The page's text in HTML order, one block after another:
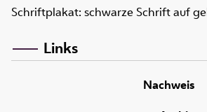
Schriftplakat: schwarze Schrift auf
Links
Nachweis